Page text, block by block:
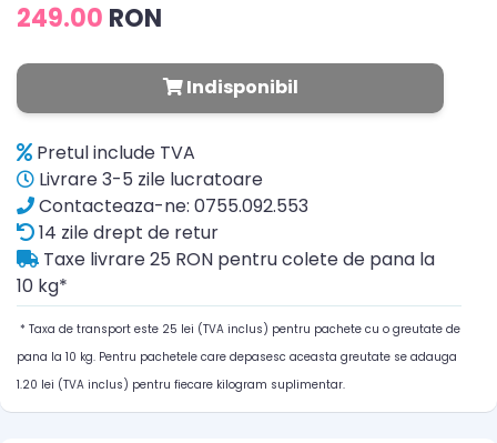
249.00 RON
Indisponibil
Pretul include TVA
Livrare 3-5 zile lucratoare
Contacteaza-ne: 0755.092.553
14 zile drept de retur
Taxe livrare 25 RON pentru colete de pana la
10 kg*
* Taxa de transport este 25 lei (TVA inclus) pentru pachete cu o greutate de
pana la 10 kg. Pentru pachetele care depasesc aceasta greutate se adauga
1.20 lei (TVA inclus) pentru fiecare kilogram suplimentar.